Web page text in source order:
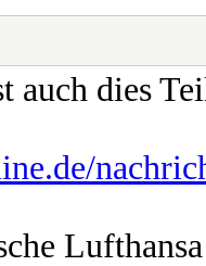
auch dies
Lufthansa